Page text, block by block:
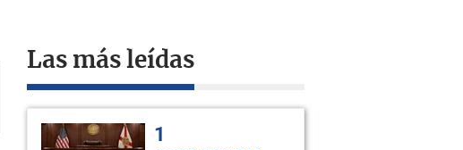
Las más leídas